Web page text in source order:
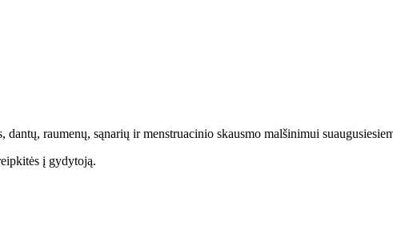
raumenų, sąnarių ir menstruacinio skausmo malšinimui
į gydytoją.